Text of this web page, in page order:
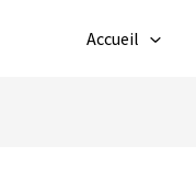
Accueil